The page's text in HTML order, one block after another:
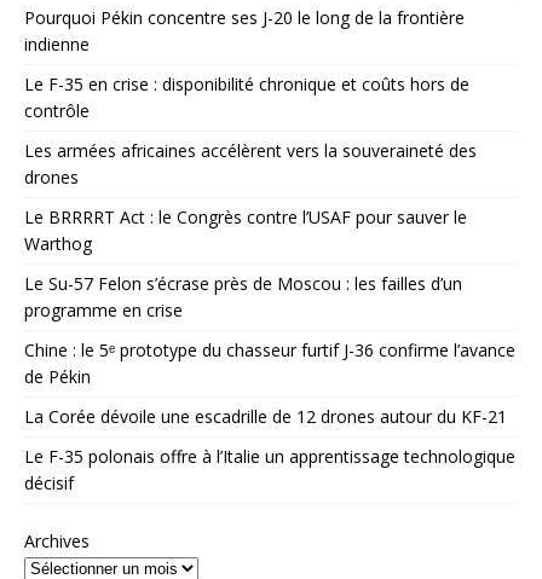
Pourquoi Pékin concentre ses J-20 le long de la frontière
indienne
Le F-35 en crise : disponibilité chronique et coûts hors de
contrôle
Les armées africaines accélèrent vers la souveraineté des
drones
Le BRRRRT Act : le Congrès contre l’USAF pour sauver le
Warthog
Le Su-57 Felon s’écrase près de Moscou : les failles d’un
programme en crise
Chine : le 5ᵉ prototype du chasseur furtif J-36 confirme l’avance
de Pékin
La Corée dévoile une escadrille de 12 drones autour du KF-21
Le F-35 polonais offre à l’Italie un apprentissage technologique
décisif
Archives